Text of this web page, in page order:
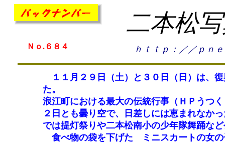
二本松
Ｎｏ.６８４ ｈｔｔｐ：／／ｐｎ
１１月２９日（土）と３０日（日）は、
た。
浪江町における最大の伝統行事（ＨＰうつ
２日とも曇り空で、日差しには恵まれなか
では提灯祭りや二本松南小の少年隊舞踊な
食べ物の袋を下げた ミニスカートの女の